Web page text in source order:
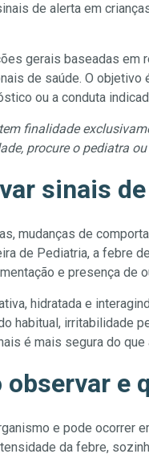
de alerta em
gerais baseadas
de saúde. O
ou a conduta
finalidade
procure o pediatra
sinais
mudanças de
de Pediatria, a febre
e presença de
hidratada e
habitual, irritabilidade
é mais segura do
observar e
e pode ocorrer
da febre,